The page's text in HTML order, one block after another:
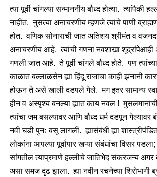
त्या पूर्वी चांगल्या सन्माननीय बौध्द होत्या. त्यांपैकी
नाहीत. नुसत्या अनाचरणीय म्हणजे त्यांचे पाणी
होत. वणिक सोनाराची जात अतिशय श्रीमंत व
अनाचरणीय आहे. त्यांची गणना नवशाखा
गणली जात आहे. ते पूर्वी चांगले बौध्द होते. पण
काळात बल्लाळसेन ह्या हिंदू राजाचा काही झनानी
होऊन ते असे खाली दडपले गेले. मग इतर सामान्य
हीन व अस्पृश्य बनल्या ह्यात काय नवल !
त्यांचा जम बसल्यावर आणि बौध्द धर्म दडपून गेल्यावर
नवी घडी पुनः बसू लागली. ह्यासंबंधी ह्या
लोकांना आपल्या पूर्वापार खऱ्या संबंधांचा विसर
सांगतील त्याप्रमाणे हल्लीचे जातिभेद संकरजन्य अगर
असा समज दृढ झाला. ह्या नवीन रचनेच्या शिरोभागी